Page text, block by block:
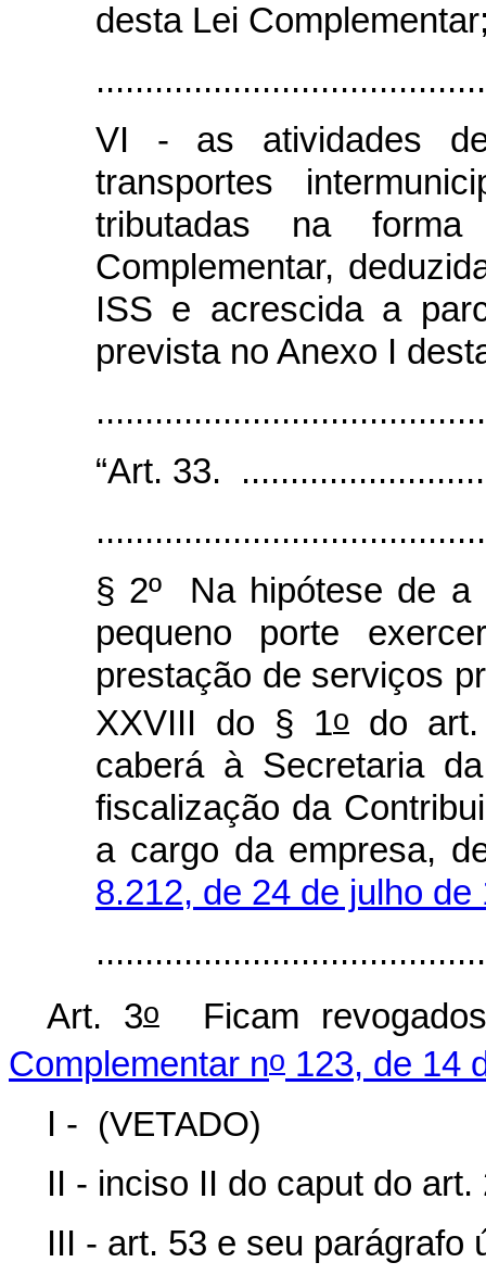
desta Lei
VI - as atividades
transportes
tributadas na
Complementar,
ISS e acrescida a
prevista no Anexo I
“Art. 33.
§ 2º Na hipótese de a
pequeno porte
prestação de serviços
XXVIII do § 1o
do
caberá à Secretaria
fiscalização da
a cargo da empresa,
8.212, de 24 de julho de
Art. 3oFicam
Complementar no 123, de 14
I - (VETADO)
II - inciso II do caput do art.
III - art. 53 e seu parágrafo